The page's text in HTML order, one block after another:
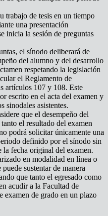
trabajo de tesis en un tiempo
una presentación
inicia la sesión de preguntas
el sínodo deliberará de
del alumno y del desarrollo
respetando la legislación
el Reglamento de
artículos 107 y 108. Este
escrito en el acta del examen y
sinodales asistentes.
que el desempeño del
el resultado del examen
podrá solicitar únicamente una
definido por el sínodo sin
la fecha original del examen.
en modalidad en línea o
sustentar de manera
que tanto el egresado como
acudir a la Facultad de
examen de grado en un plazo